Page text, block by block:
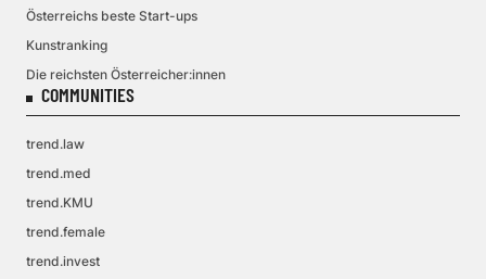
Österreichs beste Start-ups
Kunstranking
Die reichsten Österreicher:innen
COMMUNITIES
trend.law
trend.med
trend.KMU
trend.female
trend.invest